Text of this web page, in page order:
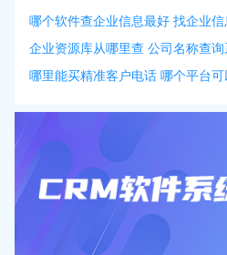
哪个软件查企业信息最好 找企业信
企业资源库从哪里查 公司名称查询
哪里能买精准客户电话 哪个平台